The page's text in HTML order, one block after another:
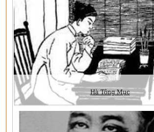
Hà Tông Mục